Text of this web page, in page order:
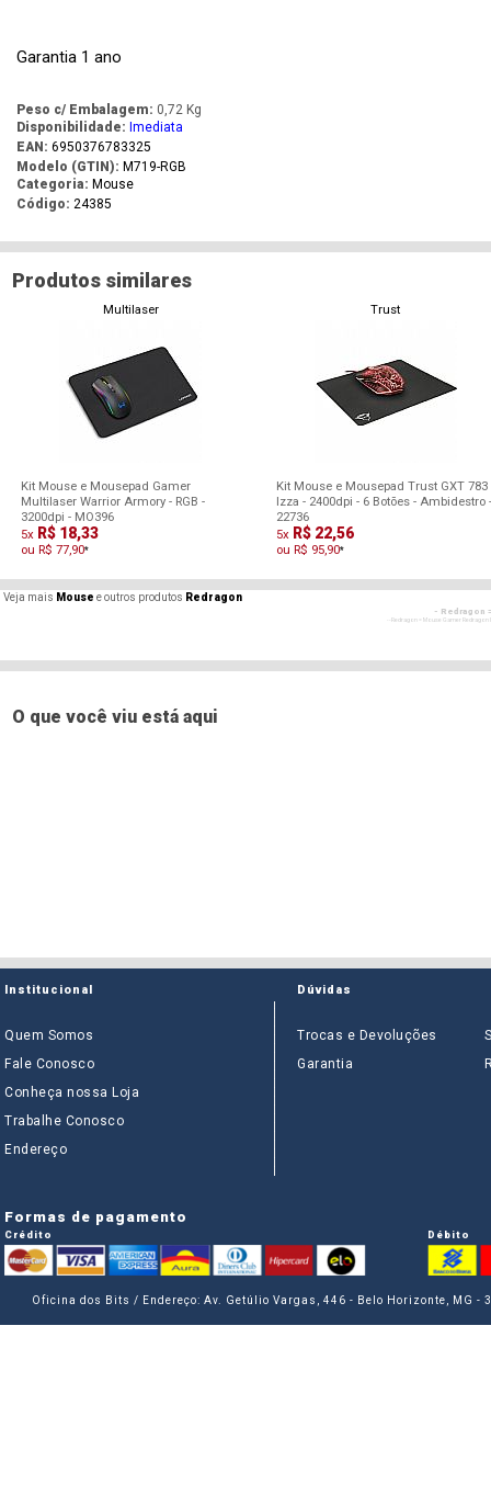
Garantia 1 ano
Peso c/ Embalagem: 0,72 Kg
Disponibilidade: Imediata
EAN: 6950376783325
Modelo (GTIN): M719-RGB
Categoria: Mouse
Código: 24385
Produtos similares
Multilaser
Kit Mouse e Mousepad Gamer
Multilaser Warrior Armory - RGB -
3200dpi - MO396
5x R$ 18,33
ou R$ 77,90*
Trust
Kit Mouse e Mousepad Trust GXT 783
Izza - 2400dpi - 6 Botões - Ambidestro -
22736
5x R$ 22,56
ou R$ 95,90*
Veja mais Mouse e outros produtos Redragon
- Redragon
- - Redragon = Mouse Gamer Redragon
O que você viu está aqui
Institucional
Quem Somos
Fale Conosco
Conheça nossa Loja
Trabalhe Conosco
Endereço
Dúvidas
Trocas e Devoluções
Garantia
Formas de pagamento
Crédito Débito
Oficina dos Bits / Endereço: Av. Getúlio Vargas, 446 - Belo Horizonte, MG